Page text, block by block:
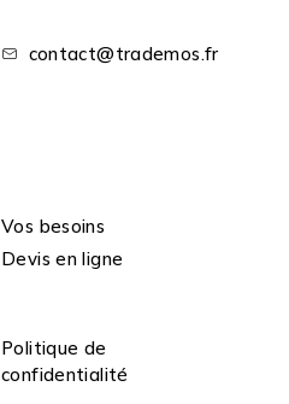
contact@trademos.fr
Vos besoins
Devis en ligne
Politique de
confidentialité